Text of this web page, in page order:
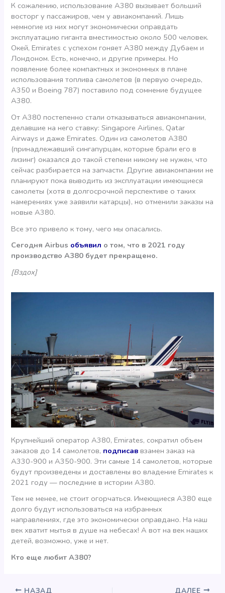
К сожалению, использование А380 вызывает больший
восторг у пассажиров, чем у авиакомпаний. Лишь
немногие из них могут экономически оправдать
эксплуатацию гиганта вместимостью около 500 человек.
Окей, Emirates c успехом гоняет А380 между Дубаем и
Лондоном. Есть, конечно, и другие примеры. Но
появление более компактных и экономных в плане
использования топлива самолетов (в первую очередь,
А350 и Boeing 787) поставило под сомнение будущее
А380.
От А380 постепенно стали отказываться авиакомпании,
делавшие на него ставку: Singapore Airlines, Qatar
Airways и даже Emirates. Один из самолетов А380
(принадлежавший сингапурцам, которые брали его в
лизинг) оказался до такой степени никому не нужен, что
сейчас разбирается на запчасти. Другие авиакомпании не
планируют пока выводить из эксплуатации имеющиеся
самолеты (хотя в долгосрочной перспективе о таких
намерениях уже заявили катарцы), но отменили заказы на
новые А380.
Все это привело к тому, чего мы опасались.
Сегодня Airbus объявил о том, что в 2021 году
производство А380 будет прекращено.
[Вздох]
Крупнейший оператор А380, Emirates, сократил объем
заказов до 14 самолетов, подписав взамен заказ на
A330-900 и A350-900. Эти самые 14 самолетов, которые
будут произведены и доставлены во владение Emirates к
2021 году — последние в истории А380.
Тем не менее, не стоит огорчаться. Имеющиеся А380 еще
долго будут использоваться на избранных
направлениях, где это экономически оправдано. На наш
век хватит мытья в душе на небесах! А вот на век наших
детей, возможно, уже и нет.
Кто еще любит А380?
НАЗАД ДАЛЕЕ